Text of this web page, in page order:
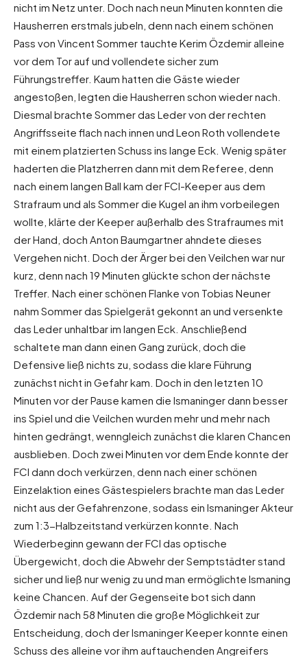
nicht im Netz unter. Doch nach neun Minuten konnten die
Hausherren erstmals jubeln, denn nach einem schönen
Pass von Vincent Sommer tauchte Kerim Özdemir alleine
vor dem Tor auf und vollendete sicher zum
Führungstreffer. Kaum hatten die Gäste wieder
angestoßen, legten die Hausherren schon wieder nach.
Diesmal brachte Sommer das Leder von der rechten
Angriffsseite flach nach innen und Leon Roth vollendete
mit einem platzierten Schuss ins lange Eck. Wenig später
haderten die Platzherren dann mit dem Referee, denn
nach einem langen Ball kam der FCI-Keeper aus dem
Strafraum und als Sommer die Kugel an ihm vorbeilegen
wollte, klärte der Keeper außerhalb des Strafraumes mit
der Hand, doch Anton Baumgartner ahndete dieses
Vergehen nicht. Doch der Ärger bei den Veilchen war nur
kurz, denn nach 19 Minuten glückte schon der nächste
Treffer. Nach einer schönen Flanke von Tobias Neuner
nahm Sommer das Spielgerät gekonnt an und versenkte
das Leder unhaltbar im langen Eck. Anschließend
schaltete man dann einen Gang zurück, doch die
Defensive ließ nichts zu, sodass die klare Führung
zunächst nicht in Gefahr kam. Doch in den letzten 10
Minuten vor der Pause kamen die Ismaninger dann besser
ins Spiel und die Veilchen wurden mehr und mehr nach
hinten gedrängt, wenngleich zunächst die klaren Chancen
ausblieben. Doch zwei Minuten vor dem Ende konnte der
FCI dann doch verkürzen, denn nach einer schönen
Einzelaktion eines Gästespielers brachte man das Leder
nicht aus der Gefahrenzone, sodass ein Ismaninger Akteur
zum 1:3-Halbzeitstand verkürzen konnte. Nach
Wiederbeginn gewann der FCI das optische
Übergewicht, doch die Abwehr der Semptstädter stand
sicher und ließ nur wenig zu und man ermöglichte Ismaning
keine Chancen. Auf der Gegenseite bot sich dann
Özdemir nach 58 Minuten die große Möglichkeit zur
Entscheidung, doch der Ismaninger Keeper konnte einen
Schuss des alleine vor ihm auftauchenden Angreifers